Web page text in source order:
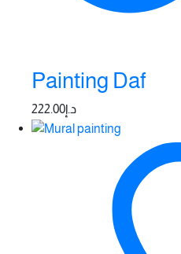
Painting Daf
د.إ 222.00